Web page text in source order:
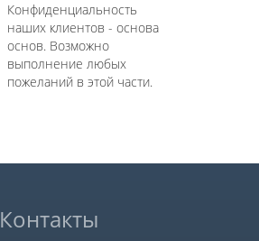
Конфиденциальность
наших клиентов - основа
основ. Возможно
выполнение любых
пожеланий в этой части.
Контакты